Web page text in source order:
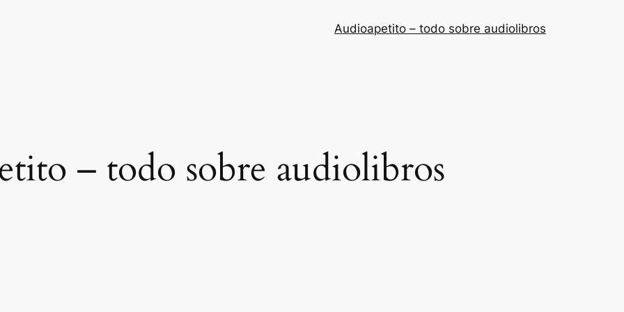
Audioapetito – todo sobre audiolibros
– todo sobre audiolibros